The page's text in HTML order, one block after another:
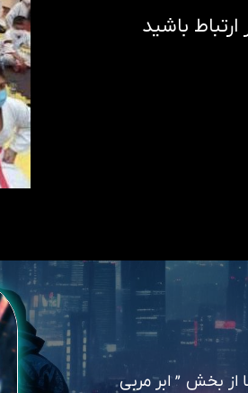
باشید
از بخش ” ابر مربی